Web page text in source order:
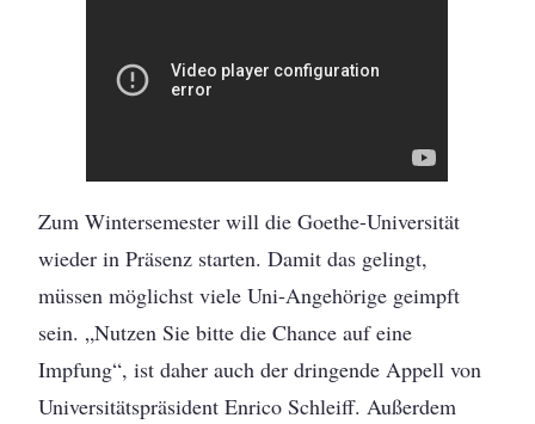
Zum Wintersemester will die Goethe-Universität
wieder in Präsenz starten. Damit das gelingt,
müssen möglichst viele Uni-Angehörige geimpft
sein. „Nutzen Sie bitte die Chance auf eine
Impfung“, ist daher auch der dringende Appell von
Universitätspräsident Enrico Schleiff. Außerdem